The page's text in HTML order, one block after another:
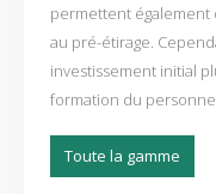
permettent également
au pré-étirage.
investissement initial
formation du
Toute la gamme